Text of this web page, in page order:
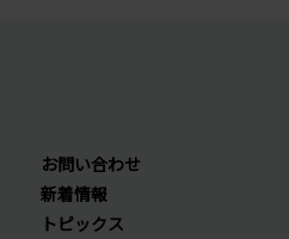
お問い合わせ
新着情報
トピックス